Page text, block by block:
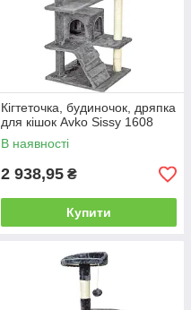
Кігтеточка, будиночок, дряпка
для кішок Avko Sissy 1608
В наявності
2 938,95 ₴
Купити